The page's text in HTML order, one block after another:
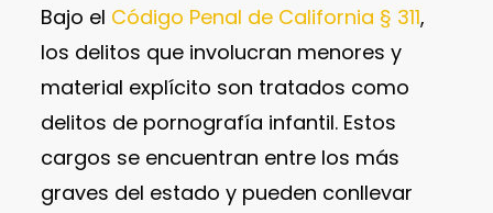
Bajo el Código Penal de California § 311,
los delitos que involucran menores y
material explícito son tratados como
delitos de pornografía infantil. Estos
cargos se encuentran entre los más
graves del estado y pueden conllevar